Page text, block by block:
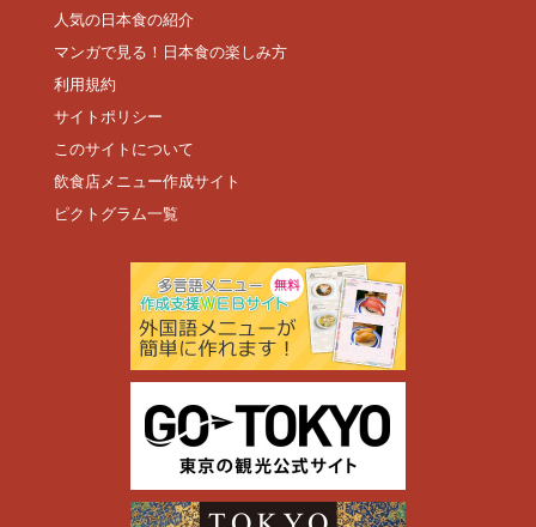
人気の日本食の紹介
マンガで見る！日本食の楽しみ方
利用規約
サイトポリシー
このサイトについて
飲食店メニュー作成サイト
ピクトグラム一覧